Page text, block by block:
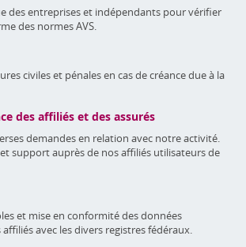
des entreprises et indépendants pour vérifier
des normes AVS.
civiles et pénales en cas de créance due à la
des affiliés et des assurés
demandes en relation avec notre activité.
support auprès de nos affiliés utilisateurs de
et mise en conformité des données
avec les divers registres fédéraux.